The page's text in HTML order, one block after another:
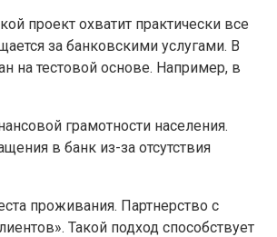
проект охватит практически все
за банковскими услугами. В
на тестовой основе. Например, в
грамотности населения.
в банк из-за отсутствия
проживания. Партнерство с
Такой подход способствует